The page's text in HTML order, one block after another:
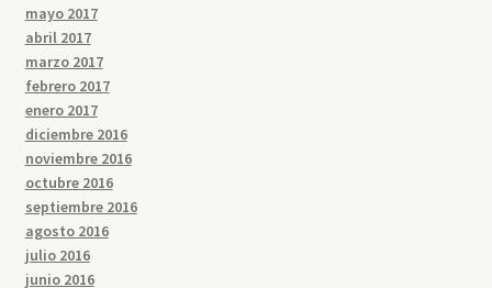
mayo 2017
abril 2017
marzo 2017
febrero 2017
enero 2017
diciembre 2016
noviembre 2016
octubre 2016
septiembre 2016
agosto 2016
julio 2016
junio 2016